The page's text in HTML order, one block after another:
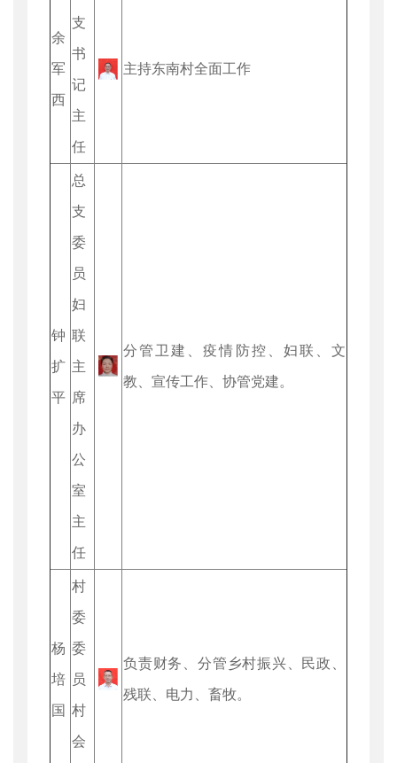
余
军
西
支
书
记
主
任
主持东南村全面工作
钟
扩
平
总
支
委
员
妇
联
主
席
办
公
室
主
任
分管卫建、疫情防控、妇联、文
教、宣传工作、协管党建。
杨
培
国
村
委
委
员
村
会
负责财务、分管乡村振兴、民政、
残联、电力、畜牧。